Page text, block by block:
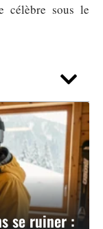
se ruiner :
célèbre sous le